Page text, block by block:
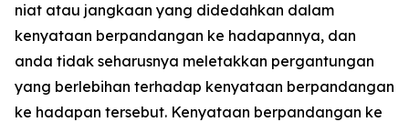
niat atau jangkaan yang didedahkan dalam
kenyataan berpandangan ke hadapannya, dan
anda tidak seharusnya meletakkan pergantungan
yang berlebihan terhadap kenyataan berpandangan
ke hadapan tersebut. Kenyataan berpandangan ke